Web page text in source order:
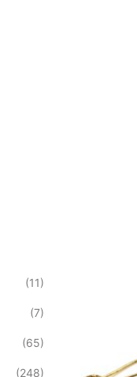
(11)
(7)
(65)
(248)